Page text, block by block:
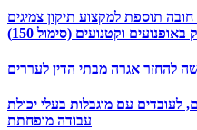
תוספת למקצוע תיקון צמיגים
וקטנועים (סימול 150)
להחזר אגרה מבתי הדין לעררים
עם מוגבלות בעלי יכולת
עבודה מופחתת